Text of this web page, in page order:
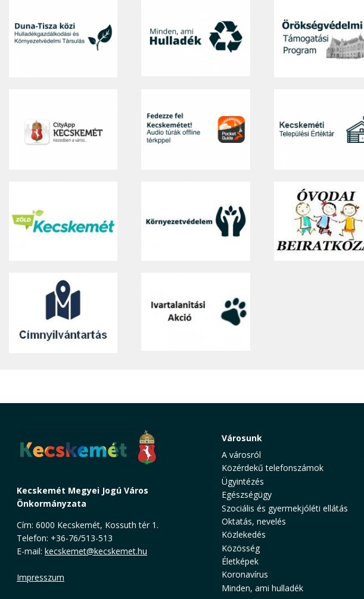
Kecskemét Megyei Jogú Város
Önkormányzata
Cím: 6000 Kecskemét, Kossuth tér 1.
Telefon: +36-76/513-513
E-mail: kecskemet@kecskemet.hu
Impresszum
Városunk
A városról
Közérdekű telefonszámok
Ügyintézés
Egészségügy
Szociális és gyermekjóléti ellátás
Oktatás, nevelés
Közlekedés
Közösség
Életképek
Koronavírus
Minden, ami hulladék